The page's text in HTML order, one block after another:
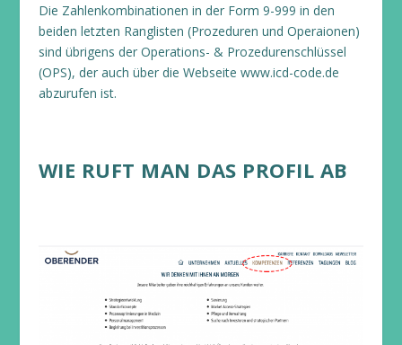
Die Zahlenkombinationen in der Form 9-999 in den
beiden letzten Ranglisten (Prozeduren und Operaionen)
sind übrigens der Operations- & Prozedurenschlüssel
(OPS), der auch über die Webseite www.icd-code.de
abzurufen ist.
WIE RUFT MAN DAS PROFIL AB